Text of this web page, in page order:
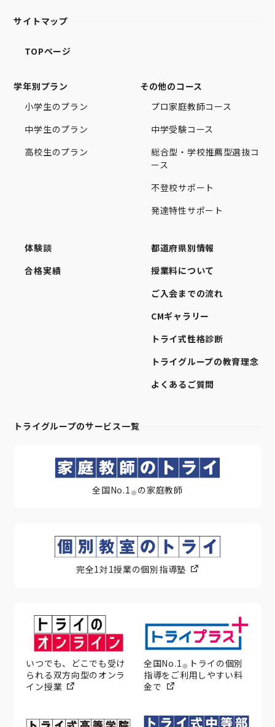
サイトマップ
TOPページ
学年別プラン
小学生のプラン
中学生のプラン
高校生のプラン
その他のコース
プロ家庭教師コース
中学受験コース
総合型・学校推薦型選抜コ
ース
不登校サポート
発達特性サポート
体験談
合格実績
都道府県別情報
授業料について
ご入会までの流れ
CMギャラリー
トライ式性格診断
トライグループの教育理念
よくあるご質問
トライグループのサービス一覧
全国No.1 ※ の家庭教師
完全1対1授業の個別指導塾
いつでも、どこでも受け
られる双方向型のオンラ
イン授業
全国No.1※ トライの個別
指導をご利用しやすい料
金で